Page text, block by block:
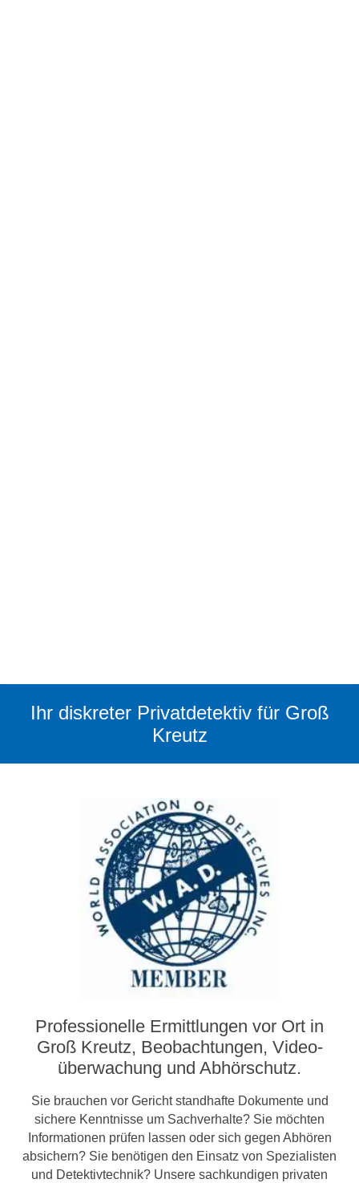
Ihr diskreter Privatdetektiv für Groß
Kreutz
Professionelle Ermittlungen vor Ort in
Groß Kreutz, Beobachtungen, Video­­
überwachung und Abhörschutz.
Sie brauchen vor Gericht standhafte Dokumente und
sichere Kenntnisse um Sachverhalte? Sie möchten
Informationen prüfen lassen oder sich gegen Abhören
absichern? Sie benötigen den Einsatz von Spezialisten
und Detektivtechnik? Unsere sachkundigen privaten